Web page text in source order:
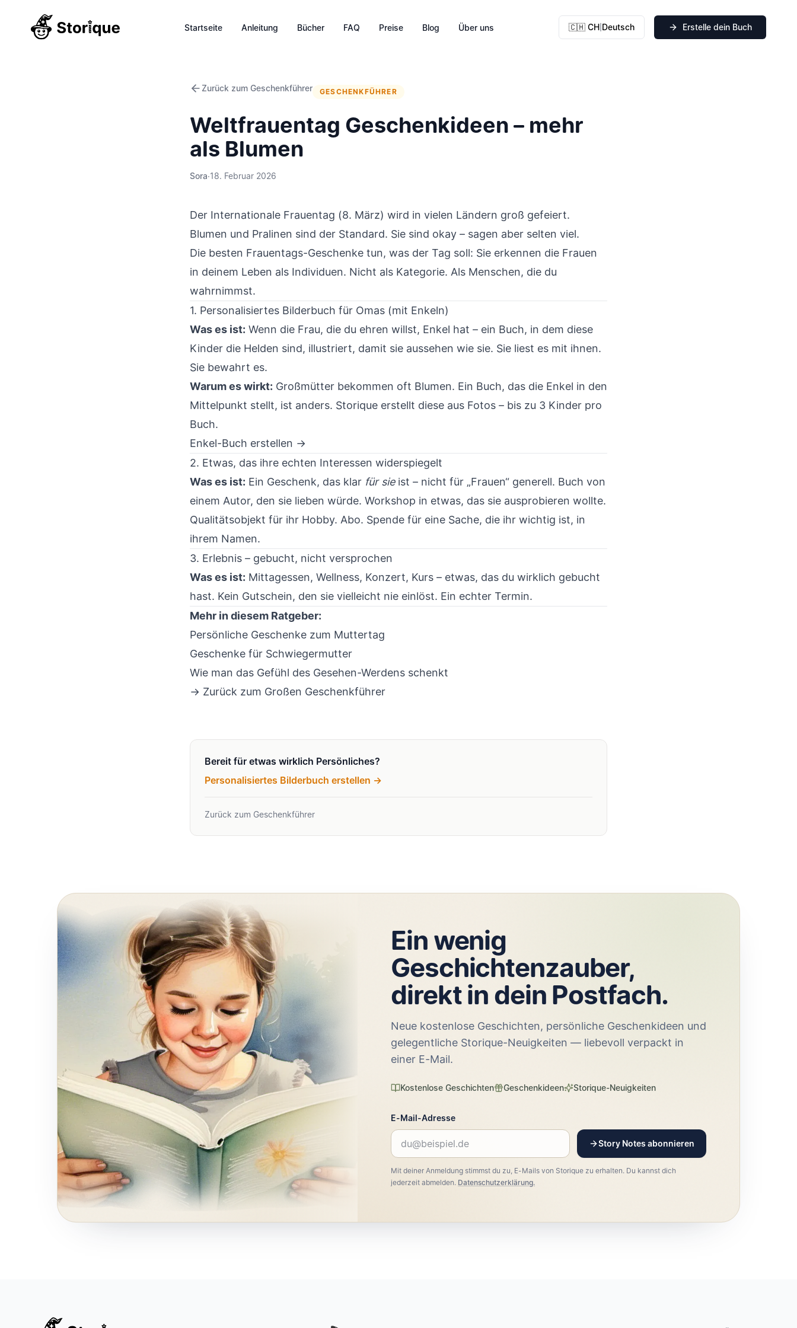
Startseite Anleitung Bücher FAQ Preise Blog Über uns 🇨🇭 CH Deutsch Erstelle dein Buch
Zurück zum Geschenkführer GESCHENKFÜHRER
Weltfrauentag Geschenkideen – mehr
als Blumen
Sora·18. Februar 2026
Der Internationale Frauentag (8. März) wird in vielen Ländern groß gefeiert.
Blumen und Pralinen sind der Standard. Sie sind okay – sagen aber selten viel.
Die besten Frauentags-Geschenke tun, was der Tag soll: Sie erkennen die Frauen
in deinem Leben als Individuen. Nicht als Kategorie. Als Menschen, die du
wahrnimmst.
1. Personalisiertes Bilderbuch für Omas (mit Enkeln)
Was es ist: Wenn die Frau, die du ehren willst, Enkel hat – ein Buch, in dem diese
Kinder die Helden sind, illustriert, damit sie aussehen wie sie. Sie liest es mit ihnen.
Sie bewahrt es.
Warum es wirkt: Großmütter bekommen oft Blumen. Ein Buch, das die Enkel in den
Mittelpunkt stellt, ist anders. Storique erstellt diese aus Fotos – bis zu 3 Kinder pro
Buch.
Enkel-Buch erstellen →
2. Etwas, das ihre echten Interessen widerspiegelt
Was es ist: Ein Geschenk, das klar für sieist – nicht für „Frauen“ generell. Buch von
einem Autor, den sie lieben würde. Workshop in etwas, das sie ausprobieren wollte.
Qualitätsobjekt für ihr Hobby. Abo. Spende für eine Sache, die ihr wichtig ist, in
ihrem Namen.
3. Erlebnis – gebucht, nicht versprochen
Was es ist: Mittagessen, Wellness, Konzert, Kurs – etwas, das du wirklich gebucht
hast. Kein Gutschein, den sie vielleicht nie einlöst. Ein echter Termin.
Mehr in diesem Ratgeber:
Persönliche Geschenke zum Muttertag
Geschenke für Schwiegermutter
Wie man das Gefühl des Gesehen-Werdens schenkt
→ Zurück zum Großen Geschenkführer
Bereit für etwas wirklich Persönliches?
Personalisiertes Bilderbuch erstellen →
Zurück zum Geschenkführer
Ein wenig
Geschichtenzauber,
direkt in dein Postfach.
Neue kostenlose Geschichten, persönliche Geschenkideen und
gelegentliche Storique-Neuigkeiten — liebevoll verpackt in
einer E-Mail.
Kostenlose Geschichten Geschenkideen Storique-Neuigkeiten
E-Mail-Adresse
Story Notes abonnieren
Mit deiner Anmeldung stimmst du zu, E-Mails von Storique zu erhalten. Du kannst dich
jederzeit abmelden. Datenschutzerklärung.